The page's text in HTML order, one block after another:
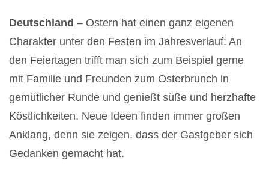
Deutschland – Ostern hat einen ganz eigenen
Charakter unter den Festen im Jahresverlauf: An
den Feiertagen trifft man sich zum Beispiel gerne
mit Familie und Freunden zum Osterbrunch in
gemütlicher Runde und genießt süße und herzhafte
Köstlichkeiten. Neue Ideen finden immer großen
Anklang, denn sie zeigen, dass der Gastgeber sich
Gedanken gemacht hat.